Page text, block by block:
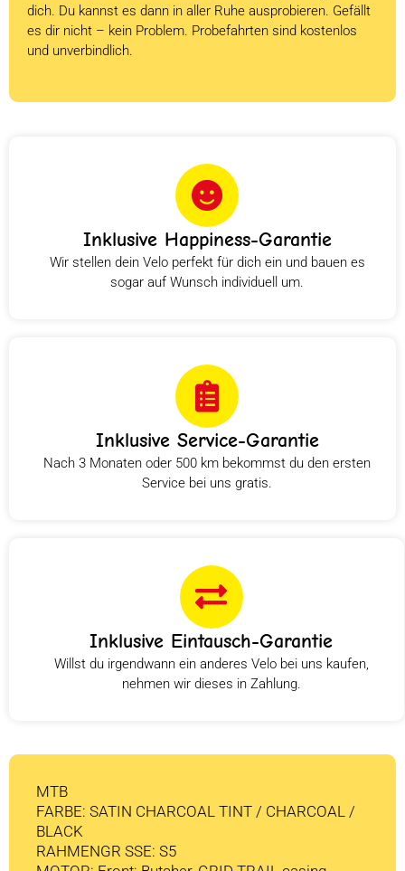
dich. Du kannst es dann in aller Ruhe ausprobieren. Gefällt
es dir nicht – kein Problem. Probefahrten sind kostenlos
und unverbindlich.
Inklusive Happiness-Garantie
Wir stellen dein Velo perfekt für dich ein und bauen es
sogar auf Wunsch individuell um.
Inklusive Service-Garantie
Nach 3 Monaten oder 500 km bekommst du den ersten
Service bei uns gratis.
Inklusive Eintausch-Garantie
Willst du irgendwann ein anderes Velo bei uns kaufen,
nehmen wir dieses in Zahlung.
MTB
FARBE: SATIN CHARCOAL TINT / CHARCOAL /
BLACK
RAHMENGR SSE: S5